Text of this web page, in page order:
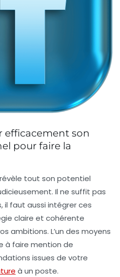
efficacement son
pour faire la
tout son potentiel
Il ne suffit pas
il faut aussi intégrer ces
claire et cohérente
ambitions. L’un des moyens
à faire mention de
issues de votre
à un poste.